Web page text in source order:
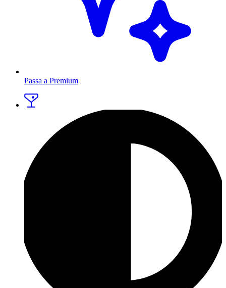
Passa a Premium